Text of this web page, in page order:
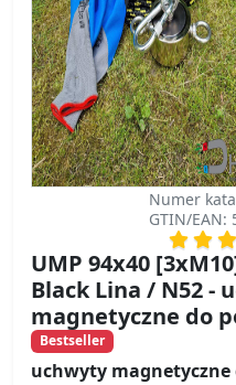
Numer
GTIN/EAN:
UMP 94x40
Black Lina / N52 -
magnetyczne do
Bestseller
uchwyty